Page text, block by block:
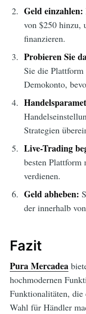
Geld einzahlen:
von $250 hinzu,
finanzieren.
Probieren Sie
Sie die
Demokonto,
Strategien
Live-Trading
besten Plattform
verdienen.
Geld abheben:
der innerhalb
Fazit
Pura Mercadea
hochmodernen
Funktionalitäten, die
Wahl für Händler